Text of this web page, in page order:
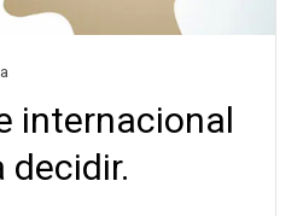
internacional
decidir.